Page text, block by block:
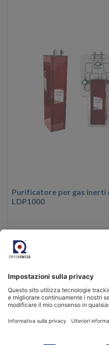
Purificatore per gas inerti
LDP1000
Design compatto
Purificazione in 2 fasi
Vedi